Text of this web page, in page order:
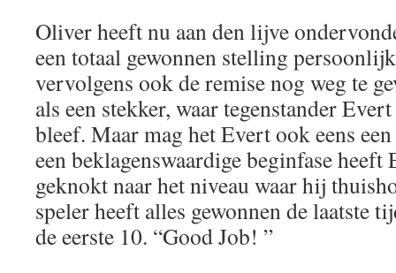
Oliver heeft nu aan den lijve
een totaal gewonnen stelling
vervolgens ook de remise nog weg te
als een stekker, waar tegenstander
bleef. Maar mag het Evert ook eens
een beklagenswaardige beginfase
geknokt naar het niveau waar hij
speler heeft alles gewonnen de laatste
de eerste 10. “Good Job! ”